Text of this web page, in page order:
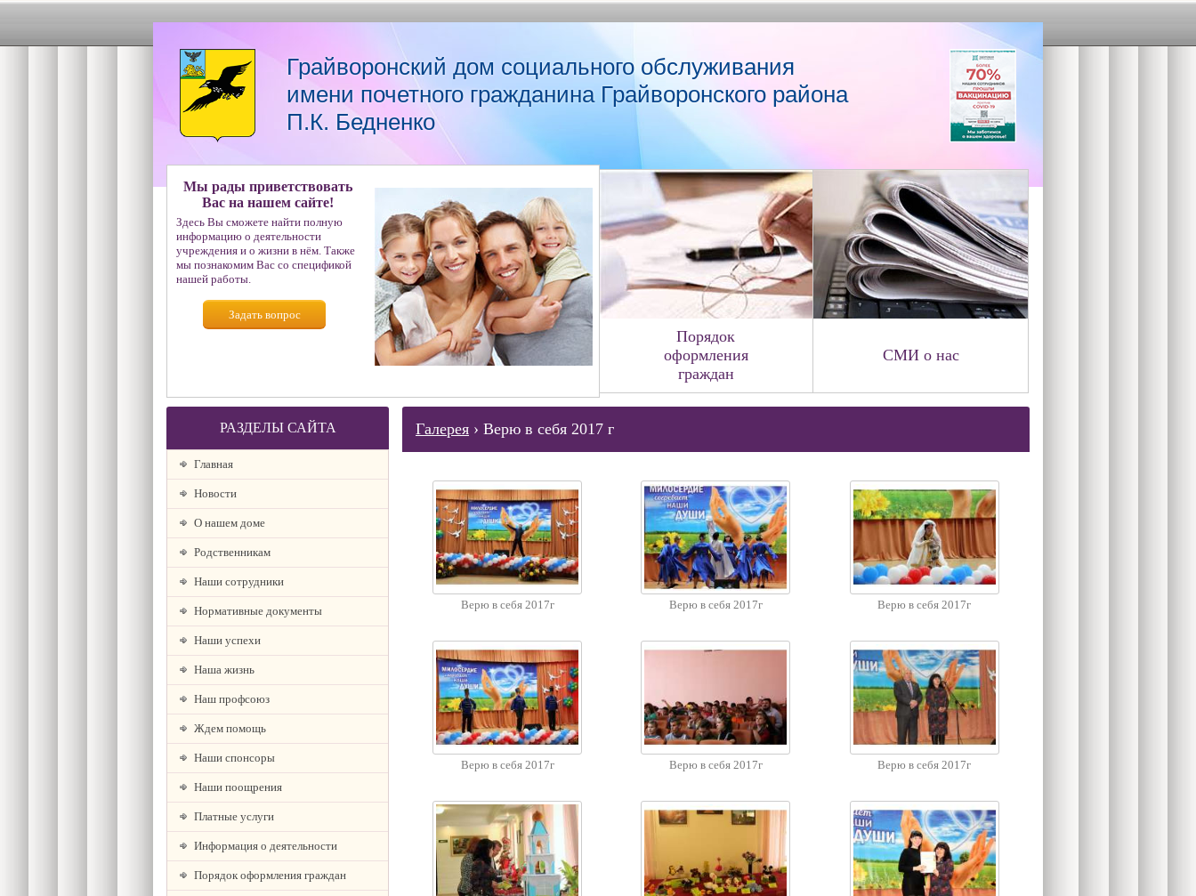
Грайворонский дом социального обслуживания
имени почетного гражданина Грайворонского района
П.К. Бедненко
Мы рады приветствовать
Вас на нашем сайте!
Здесь Вы сможете найти полную
информацию о деятельности
учреждения и о жизни в нём. Также
мы познакомим Вас со спецификой
нашей работы.
Задать вопрос
Порядок
оформления
граждан
СМИ о нас
РАЗДЕЛЫ САЙТА
Главная
Новости
О нашем доме
Родственникам
Наши сотрудники
Нормативные документы
Наши успехи
Наша жизнь
Наш профсоюз
Ждем помощь
Наши спонсоры
Наши поощрения
Платные услуги
Информация о деятельности
Порядок оформления граждан
Галерея › Верю в себя 2017 г
Верю в себя 2017г Верю в себя 2017г Верю в себя 2017г
Верю в себя 2017г Верю в себя 2017г Верю в себя 2017г